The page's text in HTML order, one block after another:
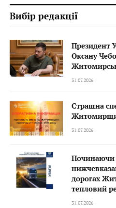
Вибір редакції
Президент
Оксану
31.07.2026
Страшна
31.07.2026
Починаючи
дорогах
тепловий
31.07.2026